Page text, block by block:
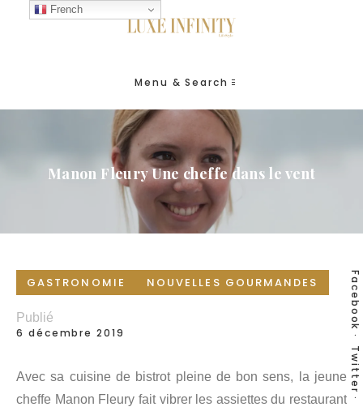
Menu & Search
Manon Fleury Une cheffe dans le vent
Facebook
Twitter
GASTRONOMIE NOUVELLES GOURMANDES
Publié
6 décembre 2019
Avec sa cuisine de bistrot pleine de bon sens, la jeune
cheffe Manon Fleury fait vibrer les assiettes du restaurant
French